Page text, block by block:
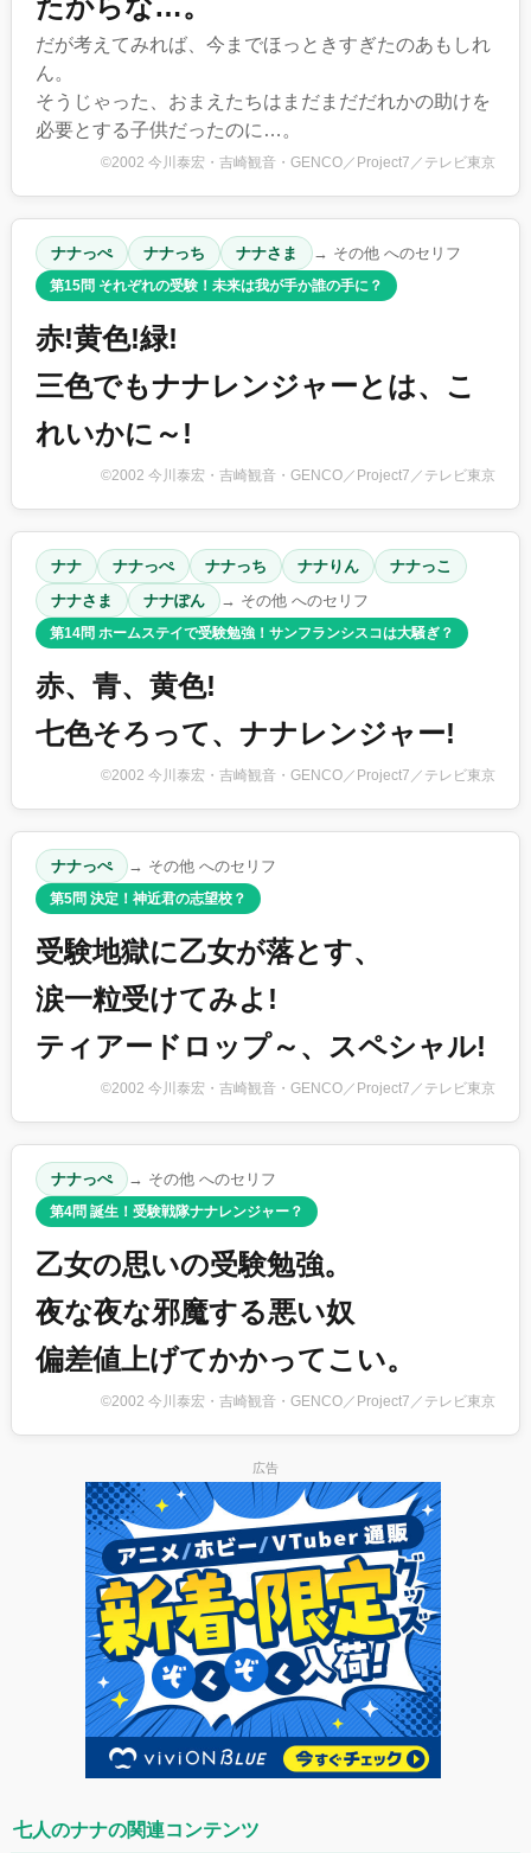
だが考えてみれば、今までほっときすぎたのあもしれ
ん。
そうじゃった、おまえたちはまだまだだれかの助けを
必要とする子供だったのに…。
©2002 今川泰宏・吉崎観音・GENCO／Project7／テレビ東京
ナナっぺ ナナっち ナナさま → その他 へのセリフ
第15問 それぞれの受験！未来は我が手か誰の手に？
赤!黄色!緑!
三色でもナナレンジャーとは、こ
れいかに～!
©2002 今川泰宏・吉崎観音・GENCO／Project7／テレビ東京
ナナ ナナっぺ ナナっち ナナりん
ナナっこ
ナナさま
ナナぽん → その他 へのセリフ
第14問 ホームステイで受験勉強！サンフランシスコは大騒ぎ？
赤、青、黄色!
七色そろって、ナナレンジャー!
©2002 今川泰宏・吉崎観音・GENCO／Project7／テレビ東京
ナナっぺ → その他 へのセリフ
第5問 決定！神近君の志望校？
受験地獄に乙女が落とす、
涙一粒受けてみよ!
ティアードロップ～、スペシャル!
©2002 今川泰宏・吉崎観音・GENCO／Project7／テレビ東京
ナナっぺ → その他 へのセリフ
第4問 誕生！受験戦隊ナナレンジャー？
乙女の思いの受験勉強。
夜な夜な邪魔する悪い奴
偏差値上げてかかってこい。
©2002 今川泰宏・吉崎観音・GENCO／Project7／テレビ東京
広告
七人のナナの関連コンテンツ